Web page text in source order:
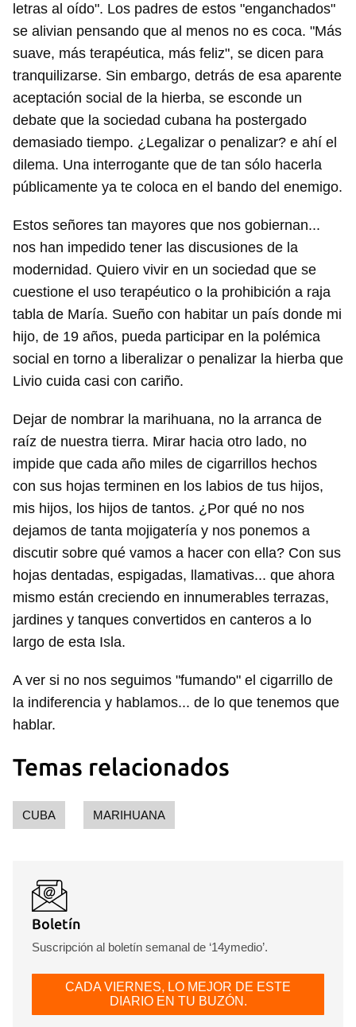
Guardar como favorito
letras al oído". Los padres de estos "enganchados"
se alivian pensando que al menos no es coca. "Más
suave, más terapéutica, más feliz", se dicen para
tranquilizarse. Sin embargo, detrás de esa aparente
aceptación social de la hierba, se esconde un
debate que la sociedad cubana ha postergado
demasiado tiempo. ¿Legalizar o penalizar? e ahí el
dilema. Una interrogante que de tan sólo hacerla
públicamente ya te coloca en el bando del enemigo.
Estos señores tan mayores que nos gobiernan...
nos han impedido tener las discusiones de la
modernidad. Quiero vivir en un sociedad que se
cuestione el uso terapéutico o la prohibición a raja
tabla de María. Sueño con habitar un país donde mi
hijo, de 19 años, pueda participar en la polémica
social en torno a liberalizar o penalizar la hierba que
Livio cuida casi con cariño.
Dejar de nombrar la marihuana, no la arranca de
raíz de nuestra tierra. Mirar hacia otro lado, no
impide que cada año miles de cigarrillos hechos
con sus hojas terminen en los labios de tus hijos,
mis hijos, los hijos de tantos. ¿Por qué no nos
dejamos de tanta mojigatería y nos ponemos a
discutir sobre qué vamos a hacer con ella? Con sus
hojas dentadas, espigadas, llamativas... que ahora
mismo están creciendo en innumerables terrazas,
jardines y tanques convertidos en canteros a lo
largo de esta Isla.
A ver si no nos seguimos "fumando" el cigarrillo de
la indiferencia y hablamos... de lo que tenemos que
hablar.
Temas relacionados
CUBA MARIHUANA
Boletín
Suscripción al boletín semanal de ‘14ymedio’.
CADA VIERNES, LO MEJOR DE ESTE
DIARIO EN TU BUZÓN.